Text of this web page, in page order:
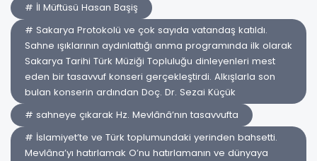
# İl Müftüsü Hasan Başiş
# Sakarya Protokolü ve çok sayıda vatandaş katıldı.
Sahne ışıklarının aydınlattığı anma programında ilk olarak
Sakarya Tarihi Türk Müziği Topluluğu dinleyenleri mest
eden bir tasavvuf konseri gerçekleştirdi. Alkışlarla son
bulan konserin ardından Doç. Dr. Sezai Küçük
# sahneye çıkarak Hz. Mevlânâ’nın tasavvufta
# İslamiyet’te ve Türk toplumundaki yerinden bahsetti.
Mevlâna’yı hatırlamak O’nu hatırlamanın ve dünyaya